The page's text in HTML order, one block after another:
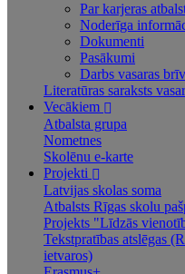
Par karjeras
Noderīga
Dokumenti
Pasākumi
Darbs vasaras
Literatūras saraksts
Vecākiem
Atbalsta grupa
Nometnes
Skolēnu e-karte
Projekti
Latvijas skolas soma
Atbalsts Rīgas skolu
Projekts "Līdzās
Tekstpratības atslēgas
ietvaros)